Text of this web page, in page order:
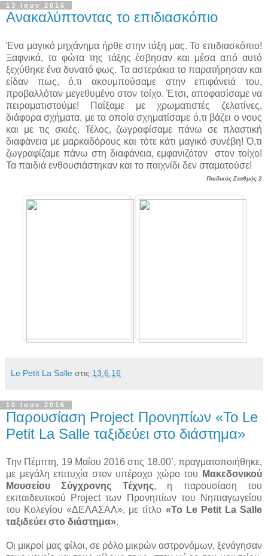
13 Ιουν 2016
Ανακαλύπτοντας το επιδιασκόπιο
Ένα μαγικό μηχάνημα ήρθε στην τάξη μας. Το επιδιασκόπιο!
Ξαφνικά, τα φώτα της τάξης έσβησαν και μέσα από αυτό
ξεχύθηκε ένα δυνατό φως. Τα αστεράκια το παρατήρησαν και
είδαν πως, ό,τι ακουμπούσαμε στην επιφάνειά του,
προβαλλόταν μεγεθυμένο στον τοίχο. Έτσι, αποφασίσαμε να
πειραματιστούμε! Παίξαμε με χρωματιστές ζελατίνες,
διάφορα σχήματα, με τα οποία σχηματίσαμε ό,τι βάζει ο νους
και με τις σκιές. Τέλος, ζωγραφίσαμε πάνω σε πλαστική
διαφάνεια με μαρκαδόρους και τότε κάτι μαγικό συνέβη! Ό,τι
ζωγραφίζαμε πάνω στη διαφάνεια, εμφανιζόταν στον τοίχο!
Τα παιδιά ενθουσιάστηκαν και το παιχνίδι δεν σταματούσε!
Παιδικός Σταθμός 2
Le Petit La Salle στις 13.6.16
10 Ιουν 2016
Παρουσίαση Project Προνηπίων «Το Le
Petit La Salle ταξιδεύει στο διάστημα»
Την Πέμπτη, 19 Μαΐου 2016 στις 18.00’, πραγματοποιήθηκε,
με μεγάλη επιτυχία στον υπέροχο χώρο του
Μακεδονικού
Μουσείου Σύγχρονης Τέχνης, η παρουσίαση του
εκπαιδευτικού
Projectτων Προνηπίων του Νηπιαγωγείου
του Κολεγίου «ΔΕΛΑΣΑΛ», με τίτλο «Το Le Petit La Salle
ταξιδεύει στο διάστημα».
Οι μικροί μας φίλοι, σε ρόλο μικρών αστρονόμων, ξενάγησαν